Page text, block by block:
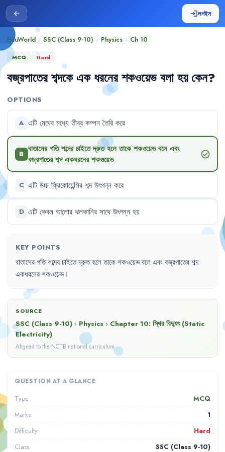
arrow_back loginলগইন
EduWorld chevron_right SSC (Class 9-10) chevron_right Physics chevron_right Ch 10
MCQ Hard
বজ্রপাতের শব্দকে এক ধরনের শকওয়েভ বলা হয় কেন?
OPTIONS
A এটি মেঘের মধ্যে তীব্র কম্পন তৈরি করে
B বাতাসের গতি শব্দের চাইতে দ্রুত হলে তাকে শকওয়েভ বলে এবং
বজ্রপাতের শব্দ একধরনের শকওয়েভ check_circle
C এটি উচ্চ ফ্রিকোয়েন্সির শব্দ উৎপন্ন করে
D এটি কেবল আলোর ঝলকানির সাথে উৎপন্ন হয়
KEY POINTS
বাতাসেরগতিশব্দেরচাইতেদ্রুতহলেতাকেশকওয়েভবলেএবং বজ্রপাতেরশব্দ
একধরনেরশকওয়েভ।
SOURCE
SSC (Class 9-10) › Physics › Chapter 10: স্থির বিদ্যুৎ (Static
Electricity)
Aligned to the NCTB national curriculum.
QUESTION AT A GLANCE
Type MCQ
Marks 1
Difficulty Hard
Class SSC (Class 9-10)